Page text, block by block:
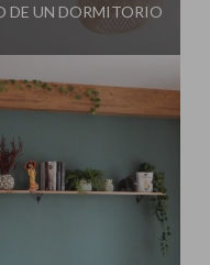
DE UN DORMITORIO